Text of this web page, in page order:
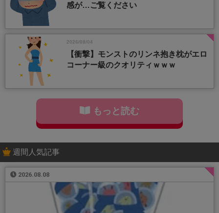
感が…ご覧ください
2026/08/04
【衝撃】モンストのリンネ抱き枕がエロ
コーナー級のクオリティｗｗｗ
もっと読む
週間人気記事
2026.08.08